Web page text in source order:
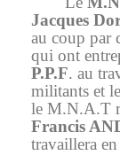
Jacques
au coup par
qui ont
P.P.F. au
militants et
le M.N.A.T
Francis
travaillera